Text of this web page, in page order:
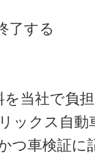
了する
当社で負
ックス自動
つ車検証に